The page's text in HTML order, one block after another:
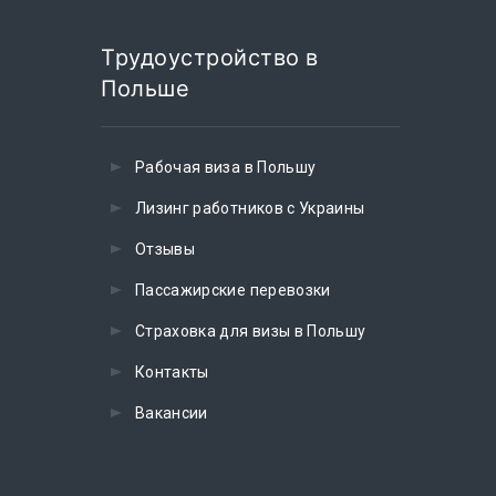
Трудоустройство в
Польше
Рабочая виза в Польшу
Лизинг работников с Украины
Отзывы
Пассажирские перевозки
Страховка для визы в Польшу
Контакты
Вакансии